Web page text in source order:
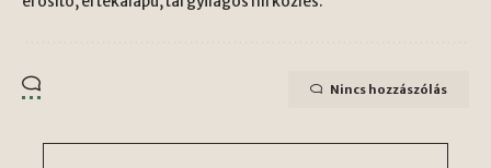
Nincs hozzászólás